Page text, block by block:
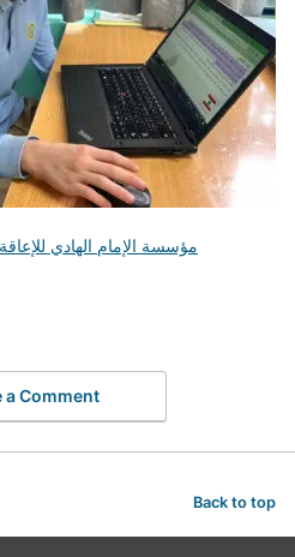
مؤسسة الإمام الهادي
a Comment
Back to top